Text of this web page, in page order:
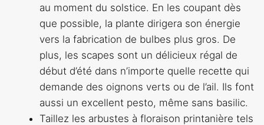
au moment du solstice. En les coupant dès
que possible, la plante dirigera son énergie
vers la fabrication de bulbes plus gros. De
plus, les scapes sont un délicieux régal de
début d’été dans n’importe quelle recette qui
demande des oignons verts ou de l’ail. Ils font
aussi un excellent pesto, même sans basilic.
Taillez les arbustes à floraison printanière tels